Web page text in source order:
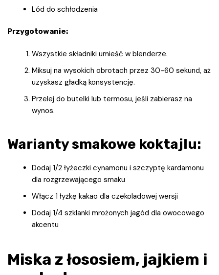
Lód do schłodzenia
Przygotowanie:
Wszystkie składniki umieść w blenderze.
Miksuj na wysokich obrotach przez 30-60 sekund, aż
uzyskasz gładką konsystencję.
Przelej do butelki lub termosu, jeśli zabierasz na
wynos.
Warianty smakowe koktajlu:
Dodaj 1/2 łyżeczki cynamonu i szczyptę kardamonu
dla rozgrzewającego smaku
Włącz 1 łyżkę kakao dla czekoladowej wersji
Dodaj 1/4 szklanki mrożonych jagód dla owocowego
akcentu
Miska z łososiem, jajkiem i